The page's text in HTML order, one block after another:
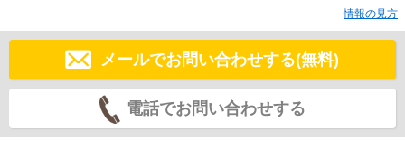
情報の見方
メールでお問い合わせする(無料)
電話でお問い合わせする